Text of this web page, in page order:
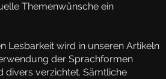
Themenwünsche ein
Lesbarkeit wird in unseren Artikeln
der Sprachformen
divers verzichtet. Sämtliche